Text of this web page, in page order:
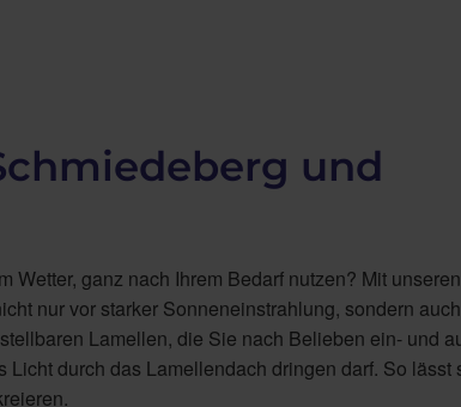
und
ganz nach Ihrem Bedarf nutzen? Mit unseren
nur vor starker Sonneneinstrahlung, sondern
Lamellen, die Sie nach Belieben ein- und
durch das Lamellendach dringen darf. So lässt